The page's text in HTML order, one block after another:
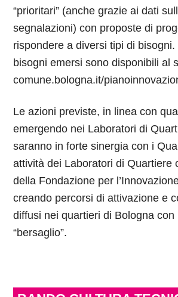
“prioritari” (anche grazie ai dati
segnalazioni) con proposte di
rispondere a diversi tipi di bisogni.
bisogni emersi sono disponibili al
comune.bologna.it/
Le azioni previste, in linea con
emergendo nei Laboratori di
saranno in forte sinergia con i
attività dei Laboratori di Quartiere
della Fondazione per
creando percorsi di attivazione e
diffusi nei quartieri di Bologna con
“bersaglio”.